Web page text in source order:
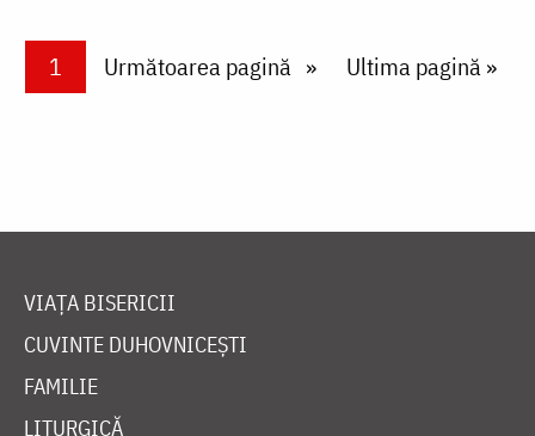
PaginareCurrent page
1 Next page
Următoarea pagină Last page
Ultima pagină »
VIAȚA BISERICII
CUVINTE DUHOVNICEȘTI
FAMILIE
LITURGICĂ